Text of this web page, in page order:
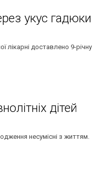
укус гадюки
лікарні доставлено 9-річну
дітей
несумісні з життям.